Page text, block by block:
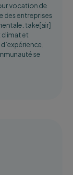
vocation de
des entreprises
take[air]
climat et
se